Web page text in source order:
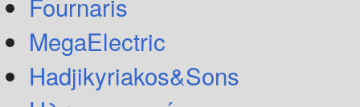
MegaElectric
Hadjikyriakos&Sons